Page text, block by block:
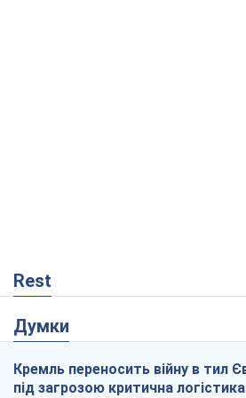
Rest
Думки
Кремль переносить війну в тил
під загрозою критична логістика